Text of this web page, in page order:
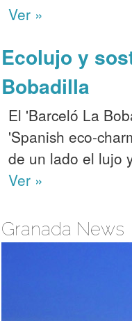
Ver »
Granada News